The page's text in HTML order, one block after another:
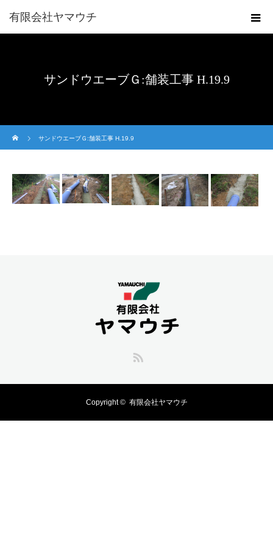
有限会社ヤマウチ
サンドウエーブＧ:舗装工事 H.19.9
サンドウエーブＧ:舗装工事 H.19.9
Copyright © 有限会社ヤマウチ